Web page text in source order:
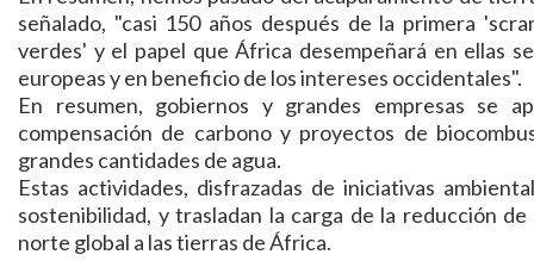
señalado, "casi 150 años después de la primera
verdes' y el papel que África desempeñará en ellas
europeas y en beneficio de los intereses occidentales".
En resumen, gobiernos y grandes empresas se
compensación de carbono y proyectos de
grandes cantidades de agua.
Estas actividades, disfrazadas de iniciativas
sostenibilidad, y trasladan la carga de la reducción
norte global a las tierras de África.